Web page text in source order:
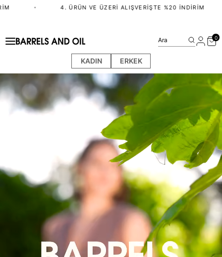
ÜRÜN VE ÜZERI ALIŞVERIŞTE %20 İNDIRIM • • 2.⁠
KADIN ERKEK
Ara 0